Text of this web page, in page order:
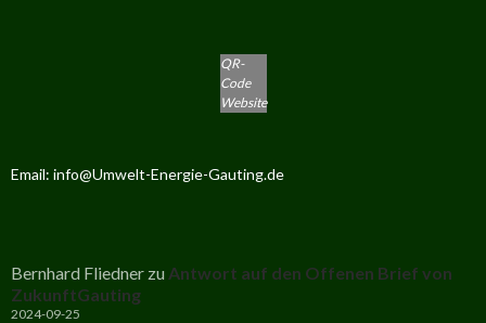
QR-
Code
Website
Email: info@Umwelt-Energie-Gauting.de
Bernhard Fliedner zu Antwort auf den Offenen Brief von
ZukunftGauting
2024-09-25